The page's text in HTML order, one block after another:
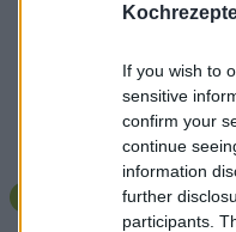
If you wish to
sensitive
confirm your
continue
information
further
participants.
Dann die Eigelbe mit
rühren und unter die
mengen. Als nächstes
nach Packungsanleitung